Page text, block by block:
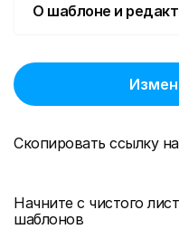
О шаблоне и
Скопировать ссылку
Начните с чистого
шаблонов